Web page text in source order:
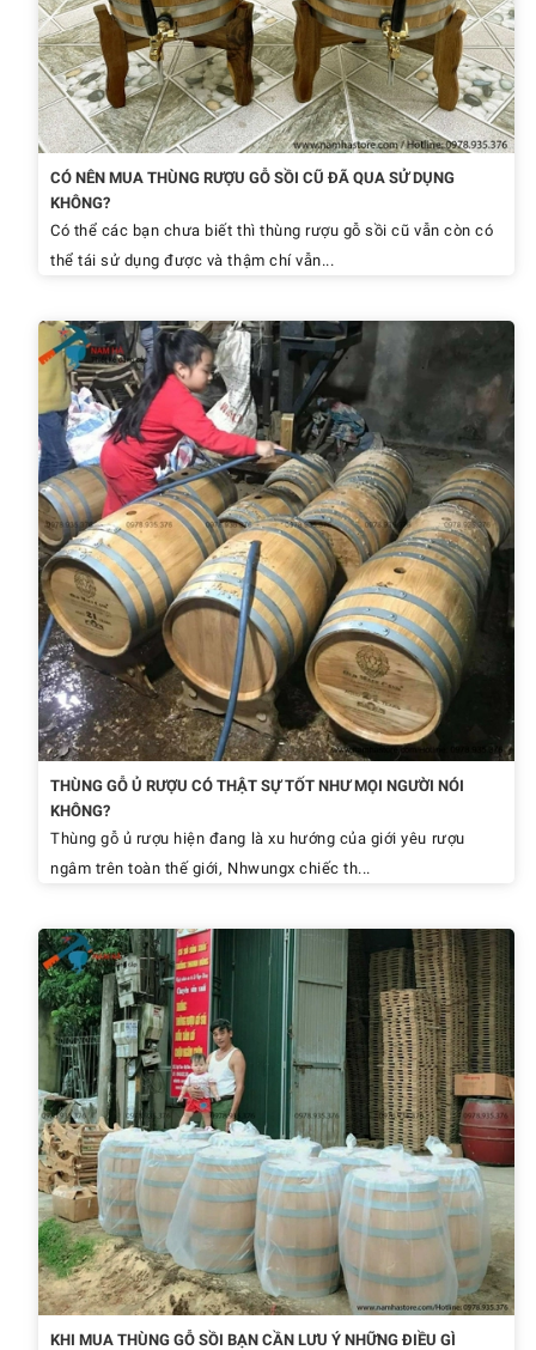
CÓ NÊN MUA THÙNG RƯỢU GỖ SỒI CŨ ĐÃ QUA SỬ DỤNG
KHÔNG?
Có thể các bạn chưa biết thì thùng rượu gỗ sồi cũ vẫn còn có
thể tái sử dụng được và thậm chí vẫn...
THÙNG GỖ Ủ RƯỢU CÓ THẬT SỰ TỐT NHƯ MỌI NGƯỜI NÓI
KHÔNG?
Thùng gỗ ủ rượu hiện đang là xu hướng của giới yêu rượu
ngâm trên toàn thế giới, Nhwungx chiếc th...
KHI MUA THÙNG GỖ SỒI BẠN CẦN LƯU Ý NHỮNG ĐIỀU GÌ